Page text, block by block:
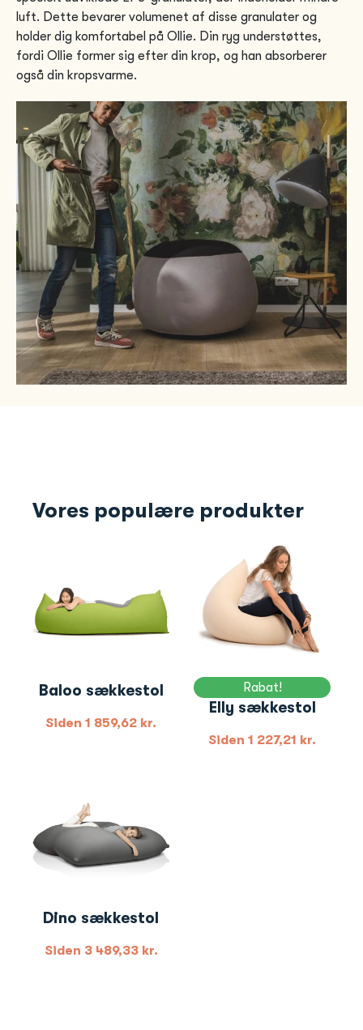
luft. Dette bevarer volumenet af disse granulater og
holder dig komfortabel på Ollie. Din ryg understøttes,
fordi Ollie former sig efter din krop, og han absorberer
også din kropsvarme.
Vores populære produkter
Baloo sækkestol
Siden 1 859,62 kr.
Rabat!
Elly sækkestol
Siden 1 227,21 kr.
Dino sækkestol
Siden 3 489,33 kr.